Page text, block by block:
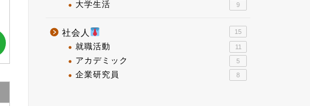
大学生活 9
社会人 15
就職活動 11
アカデミック 5
企業研究員 8